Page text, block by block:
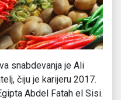
snabdevanja je Ali
čiju je karijeru 2017.
Abdel Fatah el Sisi.